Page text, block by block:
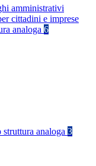
amministrativi
cittadini e imprese
analoga 6
analoga 3